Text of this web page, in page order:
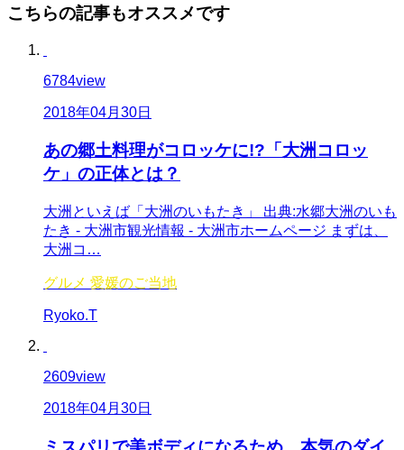
こちらの記事もオススメです
6784view
2018年04月30日
あの郷土料理がコロッケに!?「大洲コロッ
ケ」の正体とは？
大洲といえば「大洲のいもたき」 出典:水郷大洲のいも
たき - 大洲市観光情報 - 大洲市ホームページ まずは、
大洲コ…
グルメ 愛媛のご当地
Ryoko.T
2609view
2018年04月30日